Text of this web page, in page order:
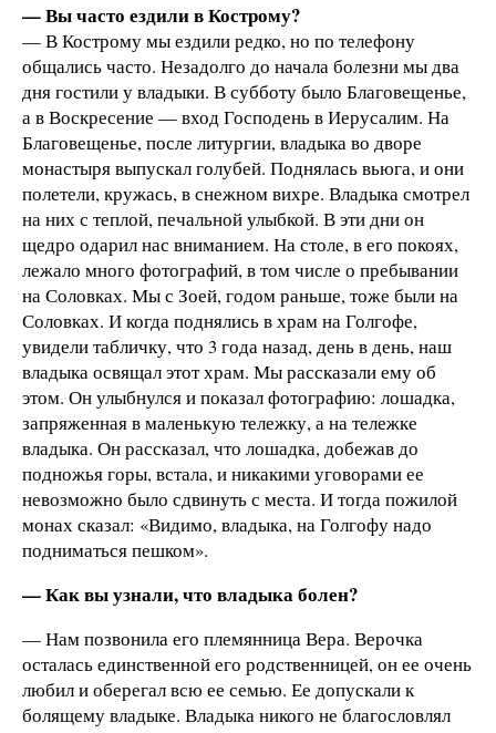
— Вы часто ездили в Кострому?
— В Кострому мы ездили редко, но по телефону
общались часто. Незадолго до начала болезни мы два
дня гостили у владыки. В субботу было Благовещенье,
а в Воскресение — вход Господень в Иерусалим. На
Благовещенье, после литургии, владыка во дворе
монастыря выпускал голубей. Поднялась вьюга, и они
полетели, кружась, в снежном вихре. Владыка смотрел
на них с теплой, печальной улыбкой. В эти дни он
щедро одарил нас вниманием. На столе, в его покоях,
лежало много фотографий, в том числе о пребывании
на Соловках. Мы с Зоей, годом раньше, тоже были на
Соловках. И когда поднялись в храм на Голгофе,
увидели табличку, что 3 года назад, день в день, наш
владыка освящал этот храм. Мы рассказали ему об
этом. Он улыбнулся и показал фотографию: лошадка,
запряженная в маленькую тележку, а на тележке
владыка. Он рассказал, что лошадка, добежав до
подножья горы, встала, и никакими уговорами ее
невозможно было сдвинуть с места. И тогда пожилой
монах сказал: «Видимо, владыка, на Голгофу надо
подниматься пешком».
— Как вы узнали, что владыка болен?
— Нам позвонила его племянница Вера. Верочка
осталась единственной его родственницей, он ее очень
любил и оберегал всю ее семью. Ее допускали к
болящему владыке. Владыка никого не благословлял